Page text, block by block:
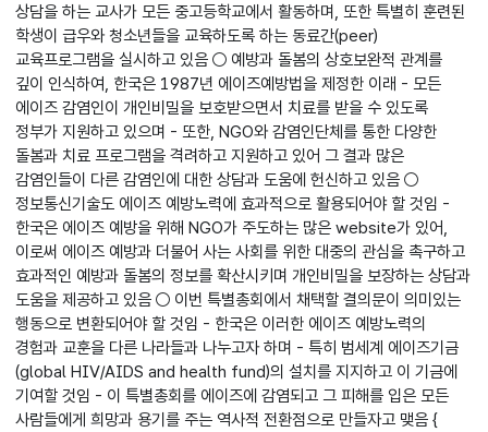
상담을 하는 교사가 모든 중고등학교에서 활동하며, 또한 특별히 훈련된
학생이 급우와 청소년들을 교육하도록 하는 동료간(peer)
교육프로그램을 실시하고 있음 ○ 예방과 돌봄의 상호보완적 관계를
깊이 인식하여, 한국은 1987년 에이즈예방법을 제정한 이래 - 모든
에이즈 감염인이 개인비밀을 보호받으면서 치료를 받을 수 있도록
정부가 지원하고 있으며 - 또한, NGO와 감염인단체를 통한 다양한
돌봄과 치료 프로그램을 격려하고 지원하고 있어 그 결과 많은
감염인들이 다른 감염인에 대한 상담과 도움에 헌신하고 있음 ○
정보통신기술도 에이즈 예방노력에 효과적으로 활용되어야 할 것임 -
한국은 에이즈 예방을 위해 NGO가 주도하는 많은 website가 있어,
이로써 에이즈 예방과 더불어 사는 사회를 위한 대중의 관심을 촉구하고
효과적인 예방과 돌봄의 정보를 확산시키며 개인비밀을 보장하는 상담과
도움을 제공하고 있음 ○ 이번 특별총회에서 채택할 결의문이 의미있는
행동으로 변환되어야 할 것임 - 한국은 이러한 에이즈 예방노력의
경험과 교훈을 다른 나라들과 나누고자 하며 - 특히 범세계 에이즈기금
(global HIV/AIDS and health fund)의 설치를 지지하고 이 기금에
기여할 것임 - 이 특별총회를 에이즈에 감염되고 그 피해를 입은 모든
사람들에게 희망과 용기를 주는 역사적 전환점으로 만들자고 맺음 {